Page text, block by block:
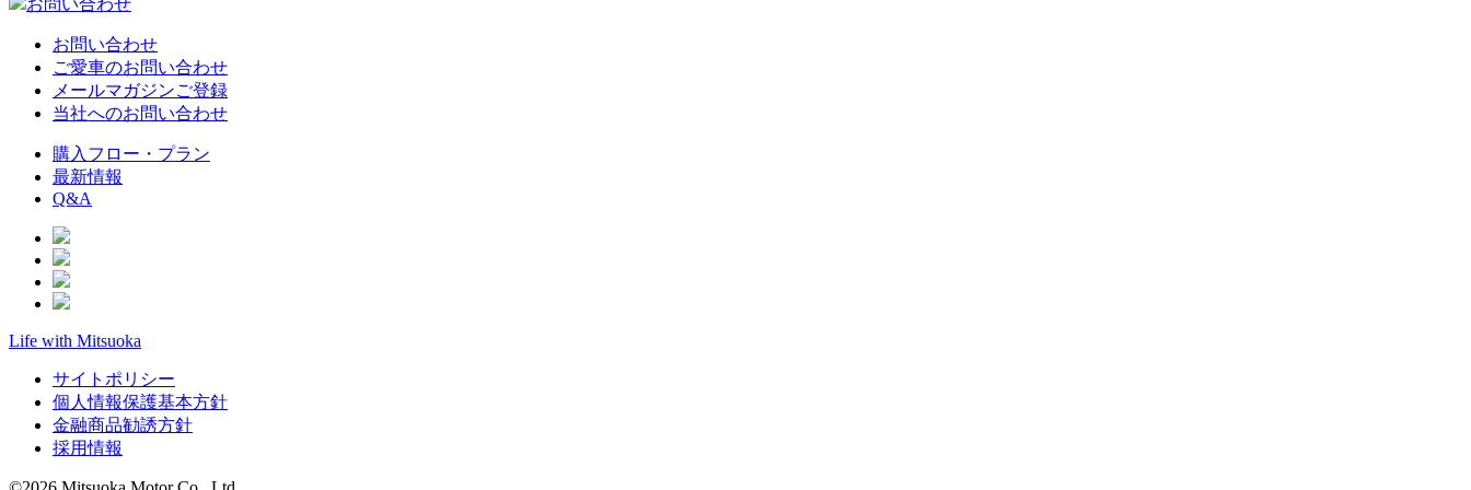
お問い合わせ
ご愛車のお問い合わせ
メールマガジンご登録
当社へのお問い合わせ
購入フロー・プラン
最新情報
Q&A
Life with Mitsuoka
サイトポリシー
個人情報保護基本方針
金融商品勧誘方針
採用情報